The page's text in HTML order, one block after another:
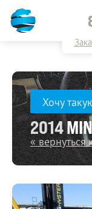
2014
«
Хочу